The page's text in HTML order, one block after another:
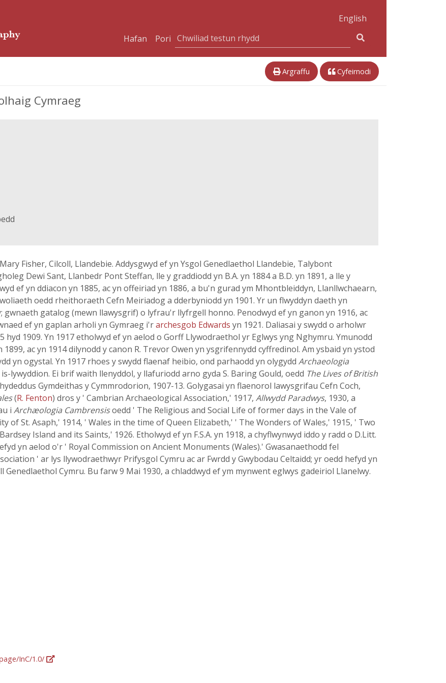
English
Hafan
Pori
Argraffu Cyfeirnodi
Cymraeg
Fisher, Cilcoll, Llandebie. Addysgwyd ef yn Ysgol Genedlaethol Llandebie, Talybont
Dewi Sant, Llanbedr Pont Steffan, lle y graddiodd yn B.A. yn 1884 a B.D. yn 1891, a lle y
ef yn ddiacon yn 1885, ac yn offeiriad yn 1886, a bu'n gurad ym Mhontbleiddyn, Llanllwchaearn,
oedd rheithoraeth Cefn Meiriadog a dderbyniodd yn 1901. Yr un flwyddyn daeth yn
gatalog (mewn llawysgrif) o lyfrau'r llyfrgell honno. Penodwyd ef yn ganon yn 1916, ac
ef yn gaplan arholi yn Gymraeg i'rarchesgob Edwards yn 1921. Daliasai y swydd o arholwr
1909. Yn 1917 etholwyd ef yn aelod o Gorff Llywodraethol yr Eglwys yng Nghymru. Ymunodd
ac yn 1914 dilynodd y canon R. Trevor Owen yn ysgrifennydd cyffredinol. Am ysbaid yn ystod
yn ogystal. Yn 1917 rhoes y swydd flaenaf heibio, ond parhaodd yn olygydd Archaeologia
lywyddion. Ei brif waith llenyddol, y llafuriodd arno gyda S. Baring Gould, oedd The Lives of British
Gymdeithas y Cymmrodorion, 1907-13. Golygasai yn flaenorol lawysgrifau Cefn Coch,
(R. Fenton) dros y ' Cambrian Archaeological Association,' 1917, Allwydd Paradwys, 1930, a
i Archæologia Cambrensisoedd ' The Religious and Social Life of former days in the Vale of
of St. Asaph,' 1914, ' Wales in the time of Queen Elizabeth,' ' The Wonders of Wales,' 1915, ' Two
Island and its Saints,' 1926. Etholwyd ef yn F.S.A. yn 1918, a chyflwynwyd iddo y radd o D.Litt.
yn aelod o'r ' Royal Commission on Ancient Monuments (Wales).' Gwasanaethodd fel
' ar lys llywodraethwyr Prifysgol Cymru ac ar Fwrdd y Gwybodau Celtaidd; yr oedd hefyd yn
Cymru. Bu farw 9 Mai 1930, a chladdwyd ef ym mynwent eglwys gadeiriol Llanelwy.
InC/1.0/